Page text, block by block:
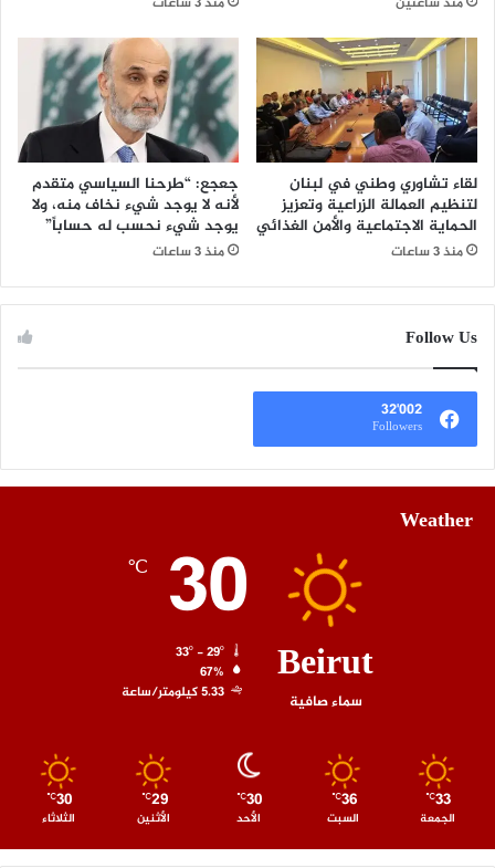
لقاء تشاوري وطني في لبنان
لتنظيم العمالة الزراعية وتعزيز
الحماية الاجتماعية والأمن الغذائي
منذ 3 ساعات
​جعجع: “طرحنا السياسي متقدم
لأنه لا يوجد شيء نخاف منه، ولا
يوجد شيء نحسب له حساباً”
منذ 3 ساعات
Follow Us
32٬002
Followers
Weather
Beirut
سماء صافية
30
℃
67%
5.33 كيلومتر/ساعة
33
℃
الجمعة
36
℃
السبت
30
℃
الأحد
29
℃
الأثنين
30
℃
الثلاثاء